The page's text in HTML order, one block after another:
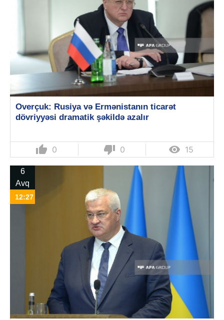
Overçuk: Rusiya və Ermənistanın ticarət
dövriyyəsi dramatik şəkildə azalır
thumb_up 0 thumb_down 0  15
6
Avq
12:27